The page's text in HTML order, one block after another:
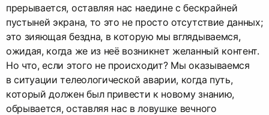
прерывается, оставляя нас наедине с бескрайней
пустыней экрана, то это не просто отсутствие данных;
это зияющая бездна, в которую мы вглядываемся,
ожидая, когда же из неё возникнет желанный контент.
Но что, если этого не происходит? Мы оказываемся
в ситуации телеологической аварии, когда путь,
который должен был привести к новому знанию,
обрывается, оставляя нас в ловушке вечного